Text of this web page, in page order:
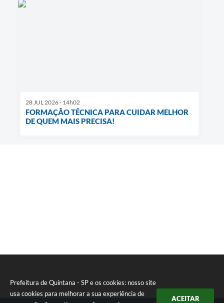
Prefeitura de Quintana - SP e os cookies: nosso site
usa cookies para melhorar a sua experiência de
ACEITAR
28 JUL 2026 - 14h02
FORMAÇÃO TÉCNICA PARA CUIDAR MELHOR
DE QUEM MAIS PRECISA!